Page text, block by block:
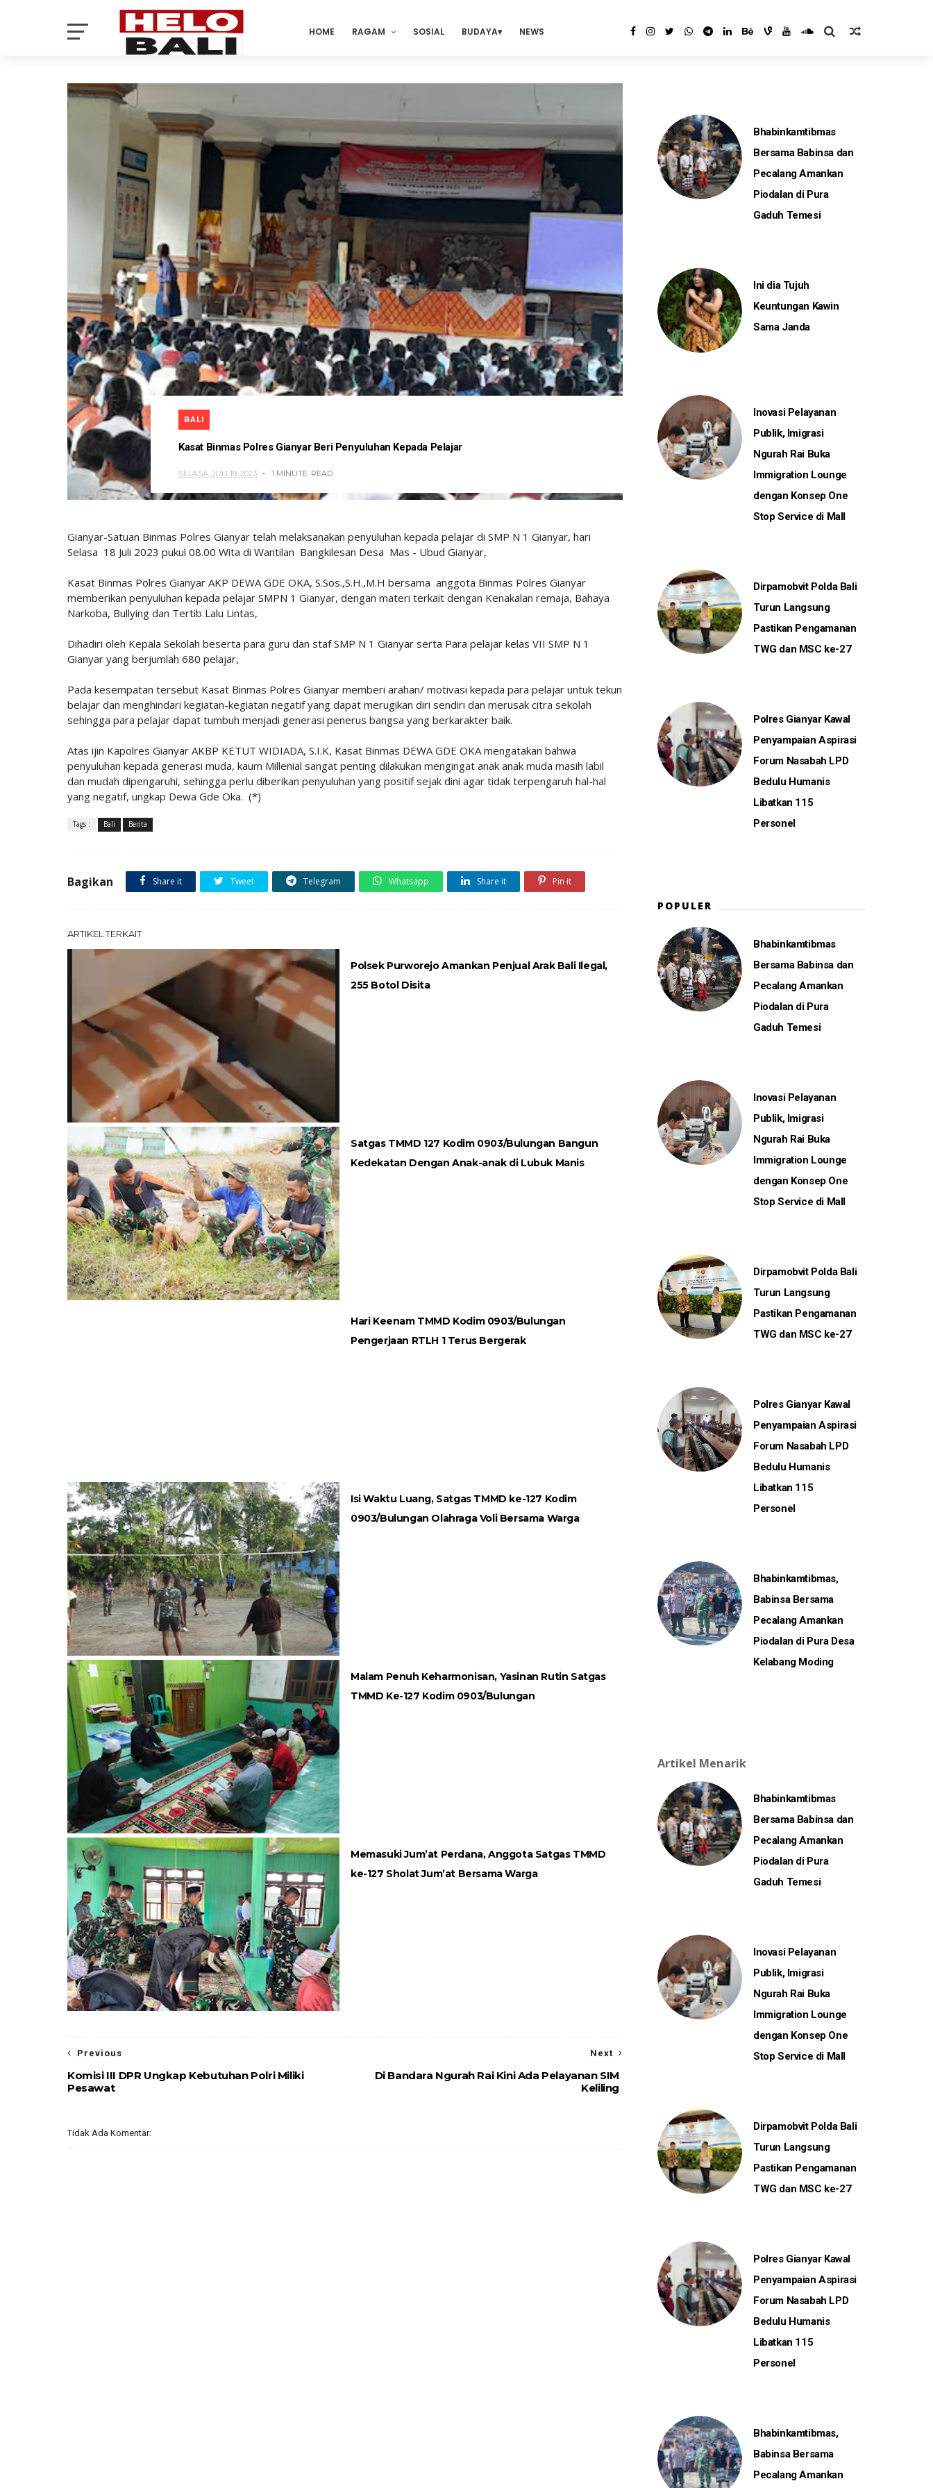
HOME RAGAM SOSIAL BUDAYA NEWS
BALI
Kasat Binmas Polres Gianyar Beri Penyuluhan Kepada Pelajar
SELASA, JULI 18, 2023 1 MINUTE READ
Gianyar-Satuan Binmas Polres Gianyar telah melaksanakan penyuluhan kepada pelajar di SMP N 1 Gianyar, hari
Selasa 18 Juli 2023 pukul 08.00 Wita di Wantilan Bangkilesan Desa Mas - Ubud Gianyar,
Kasat Binmas Polres Gianyar AKP DEWA GDE OKA, S.Sos.,S.H.,M.H bersama anggota Binmas Polres Gianyar
memberikan penyuluhan kepada pelajar SMPN 1 Gianyar, dengan materi terkait dengan Kenakalan remaja, Bahaya
Narkoba, Bullying dan Tertib Lalu Lintas,
Dihadiri oleh Kepala Sekolah beserta para guru dan staf SMP N 1 Gianyar serta Para pelajar kelas VII SMP N 1
Gianyar yang berjumlah 680 pelajar,
Pada kesempatan tersebut Kasat Binmas Polres Gianyar memberi arahan/ motivasi kepada para pelajar untuk tekun
belajar dan menghindari kegiatan-kegiatan negatif yang dapat merugikan diri sendiri dan merusak citra sekolah
sehingga para pelajar dapat tumbuh menjadi generasi penerus bangsa yang berkarakter baik.
Atas ijin Kapolres Gianyar AKBP KETUT WIDIADA, S.I.K, Kasat Binmas DEWA GDE OKA mengatakan bahwa
penyuluhan kepada generasi muda, kaum Millenial sangat penting dilakukan mengingat anak anak muda masih labil
dan mudah dipengaruhi, sehingga perlu diberikan penyuluhan yang positif sejak dini agar tidak terpengaruh hal-hal
yang negatif, ungkap Dewa Gde Oka. (*)
Tags : Bali Berita
Bagikan Share it Tweet Telegram Whatsapp Share it Pin it
ARTIKEL TERKAIT
Polsek Purworejo Amankan Penjual Arak Bali Ilegal,
255 Botol Disita
Satgas TMMD 127 Kodim 0903/Bulungan Bangun
Kedekatan Dengan Anak-anak di Lubuk Manis
Hari Keenam TMMD Kodim 0903/Bulungan
Pengerjaan RTLH 1 Terus Bergerak
Isi Waktu Luang, Satgas TMMD ke-127 Kodim
0903/Bulungan Olahraga Voli Bersama Warga
Malam Penuh Keharmonisan, Yasinan Rutin Satgas
TMMD Ke-127 Kodim 0903/Bulungan
Memasuki Jum’at Perdana, Anggota Satgas TMMD
ke-127 Sholat Jum’at Bersama Warga
Next
Di Bandara Ngurah Rai Kini Ada Pelayanan SIM
Keliling
Previous
Komisi III DPR Ungkap Kebutuhan Polri Miliki
Pesawat
Tidak Ada Komentar:
Bhabinkamtibmas
Bersama Babinsa dan
Pecalang Amankan
Piodalan di Pura
Gaduh Temesi
Ini dia Tujuh
Keuntungan Kawin
Sama Janda
Inovasi Pelayanan
Publik, Imigrasi
Ngurah Rai Buka
Immigration Lounge
dengan Konsep One
Stop Service di Mall
Dirpamobvit Polda Bali
Turun Langsung
Pastikan Pengamanan
TWG dan MSC ke-27
Polres Gianyar Kawal
Penyampaian Aspirasi
Forum Nasabah LPD
Bedulu Humanis
Libatkan 115
Personel
POPULER
Bhabinkamtibmas
Bersama Babinsa dan
Pecalang Amankan
Piodalan di Pura
Gaduh Temesi
Inovasi Pelayanan
Publik, Imigrasi
Ngurah Rai Buka
Immigration Lounge
dengan Konsep One
Stop Service di Mall
Dirpamobvit Polda Bali
Turun Langsung
Pastikan Pengamanan
TWG dan MSC ke-27
Polres Gianyar Kawal
Penyampaian Aspirasi
Forum Nasabah LPD
Bedulu Humanis
Libatkan 115
Personel
Bhabinkamtibmas,
Babinsa Bersama
Pecalang Amankan
Piodalan di Pura Desa
Kelabang Moding
Artikel Menarik
Bhabinkamtibmas
Bersama Babinsa dan
Pecalang Amankan
Piodalan di Pura
Gaduh Temesi
Inovasi Pelayanan
Publik, Imigrasi
Ngurah Rai Buka
Immigration Lounge
dengan Konsep One
Stop Service di Mall
Dirpamobvit Polda Bali
Turun Langsung
Pastikan Pengamanan
TWG dan MSC ke-27
Polres Gianyar Kawal
Penyampaian Aspirasi
Forum Nasabah LPD
Bedulu Humanis
Libatkan 115
Personel
Bhabinkamtibmas,
Babinsa Bersama
Pecalang Amankan